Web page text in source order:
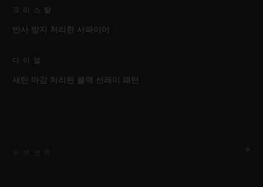
크리스탈
반사 방지 처리한 사파이어
다이얼
새틴 마감 처리된 블랙 선레이 패턴